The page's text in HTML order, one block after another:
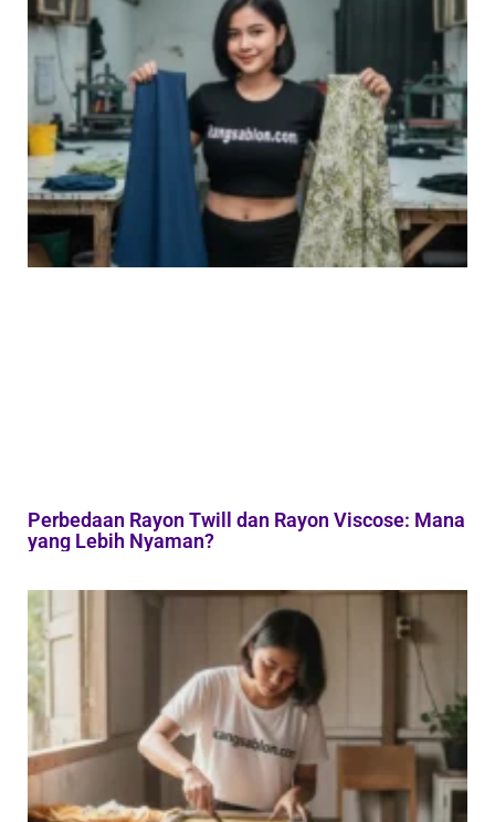
Perbedaan Rayon Twill dan Rayon Viscose: Mana
yang Lebih Nyaman?